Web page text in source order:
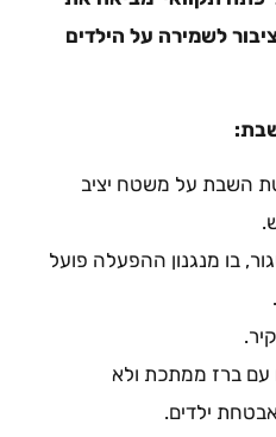
לשמירה על הילדים
השבת על משטח יציב
בו מנגנון ההפעלה פועל
ברז ממתכת ולא
ילדים.